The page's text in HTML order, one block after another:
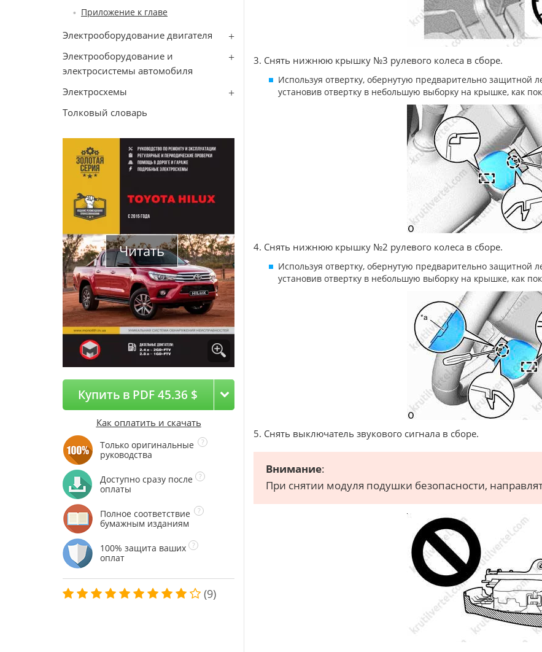
Приложение к главе
Электрооборудование двигателя
Электрооборудование и
электросистемы автомобиля
Электросхемы
Толковый словарь
Читать
Купить в PDF 45.36 $
Как оплатить и скачать
Только оригинальные
руководства
Доступно сразу после
оплаты
Полное соответствие
бумажным изданиям
100% защита ваших
оплат
(9)
3. Снять нижнюю крышку №3 рулевого колеса в сборе.
Используя отвертку, обернутую предварительно защитной
установив отвертку в небольшую выборку на крышке, как
4. Снять нижнюю крышку №2 рулевого колеса в сборе.
Используя отвертку, обернутую предварительно защитной
установив отвертку в небольшую выборку на крышке, как
5. Снять выключатель звукового сигнала в сборе.
Внимание:
При снятии модуля подушки безопасности,